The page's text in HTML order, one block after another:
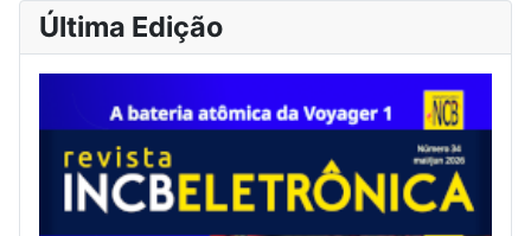
Última Edição